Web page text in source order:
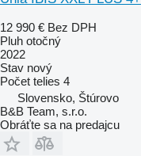
12 990 € Bez DPH
Pluh otočný
2022
Stav nový
Počet telies 4
Slovensko, Štúrovo
B&B Team, s.r.o.
Obráťte sa na predajcu